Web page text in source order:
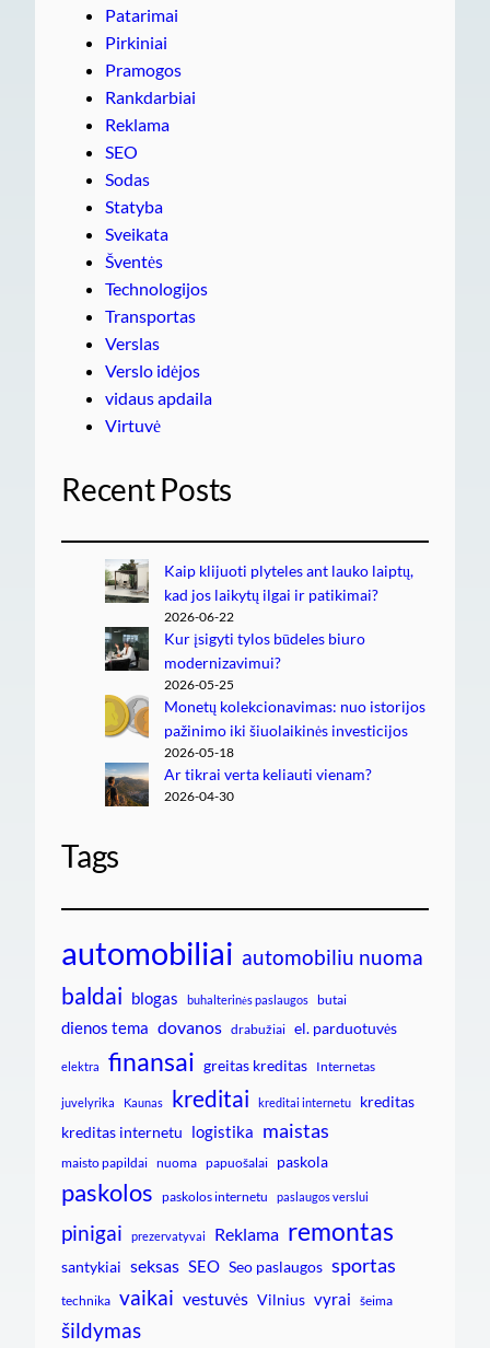
Patarimai
Pirkiniai
Pramogos
Rankdarbiai
Reklama
SEO
Sodas
Statyba
Sveikata
Šventės
Technologijos
Transportas
Verslas
Verslo idėjos
vidaus apdaila
Virtuvė
Recent Posts
Kaip klijuoti plyteles ant lauko laiptų,
kad jos laikytų ilgai ir patikimai?
2026-06-22
Kur įsigyti tylos būdeles biuro
modernizavimui?
2026-05-25
Monetų kolekcionavimas: nuo istorijos
pažinimo iki šiuolaikinės investicijos
2026-05-18
Ar tikrai verta keliauti vienam?
2026-04-30
Tags
automobiliai automobiliu nuoma
baldai blogas buhalterinės paslaugos butai
dienos tema dovanos drabužiai el. parduotuvės
elektra finansai greitas kreditas Internetas
juvelyrika Kaunas kreditai kreditai internetu
kreditas
kreditas internetu logistika maistas
maisto papildai nuoma papuošalai paskola
paskolos paskolos internetu paslaugos verslui
pinigai prezervatyvai Reklama remontas
santykiai seksas SEO Seo paslaugos sportas
technika vaikai vestuvės Vilnius vyrai šeima
šildymas